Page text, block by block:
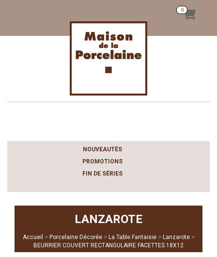
NOUVEAUTÉS
PROMOTIONS
FIN DE SÉRIES
LANZAROTE
Accueil > Porcelaine Décorée > La Table Fantaisie > Lanzarote >
BEURRIER COUVERT RECTANGULAIRE FACETTES 18X12